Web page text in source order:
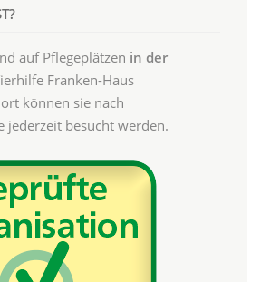
auf Pflegeplätzen in der
Franken-Haus
können sie nach
jederzeit besucht werden.